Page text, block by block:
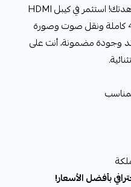
لا تدع كابل رديء يدمر تجربة مشاهدتك! استثمر في كيبل HDMI
عالي السرعة احترافي يضمن دقة 4K كاملة ونقل صوت وصورة
وجودة مضمونة، أنت على